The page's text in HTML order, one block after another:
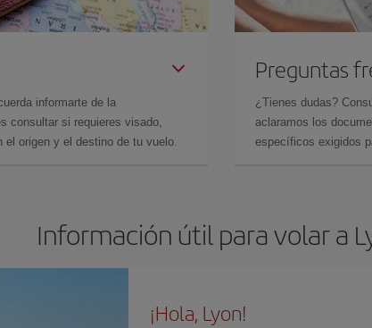
informarte de la
consultar si requieres visado,
el origen y el destino de tu vuelo.
Preguntas
¿Tienes dudas?
aclaramos los
específicos exigidos
Información útil para volar a
¡Hola, Lyon!